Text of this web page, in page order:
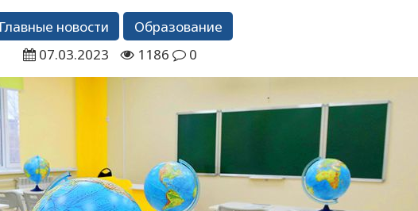
Главные новости
Образование
07.03.2023
1186 0